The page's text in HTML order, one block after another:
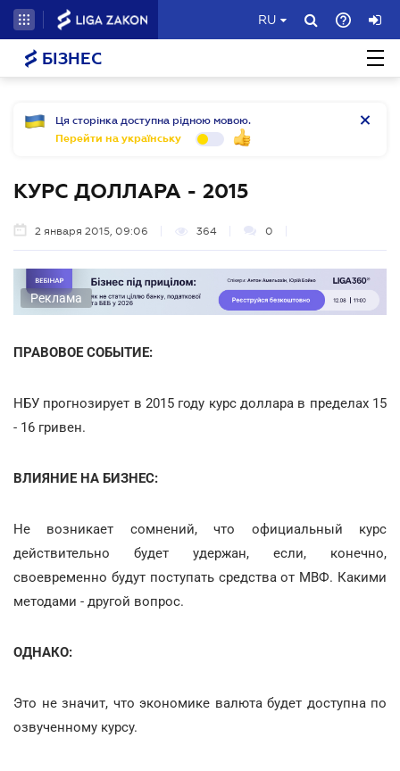
RU
БІЗНЕС
Ця сторінка доступна рідною мовою.
Перейти на українську
КУРС ДОЛЛАРА - 2015
2 января 2015, 09:06 364 0
Реклама
ПРАВОВОЕ СОБЫТИЕ:
НБУ прогнозирует в 2015 году курс доллара в пределах 15
- 16 гривен.
ВЛИЯНИЕ НА БИЗНЕС:
Не возникает сомнений, что официальный курс
действительно будет удержан, если, конечно,
своевременно будут поступать средства от МВФ. Какими
методами - другой вопрос.
ОДНАКО:
Это не значит, что экономике валюта будет доступна по
озвученному курсу.